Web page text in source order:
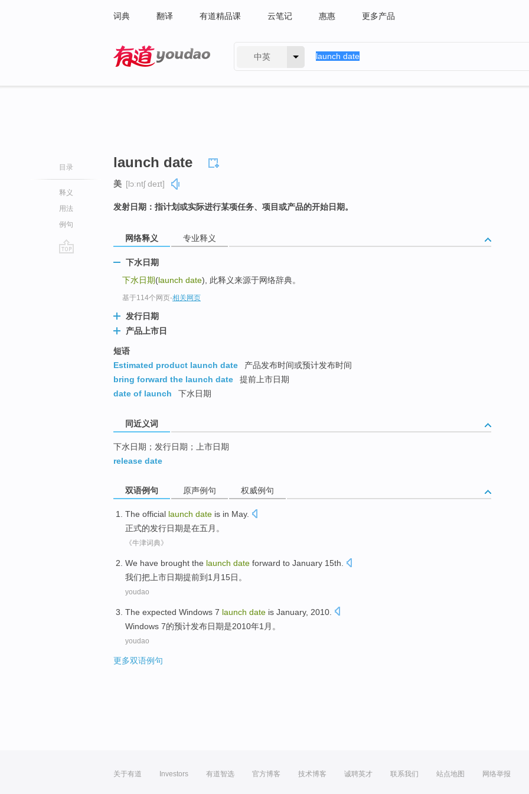
词典 翻译 有道精品课 云笔记 惠惠 更多产品
中英
目录
释义
用法
例句
launch date
美 [lɔːntʃ deɪt]
发射日期：指计划或实际进行某项任务、项目或产品的开始日期。
网络释义 专业释义
下水日期
下水日期(launch date), 此释义来源于网络辞典。
基于114个网页-相关网页
发行日期
产品上市日
短语
Estimated product launch date
产品发布时间或预计发布时间
bring forward the launch date
提前上市日期
date of launch
下水日期
同近义词
下水日期；发行日期；上市日期
release date
双语例句 原声例句 权威例句
The official launch date is in May.
正式的发行日期是在五月 。
《牛津词典》
We have brought the launch date forward to January 15th
我们把 上市日期提前到 1月 15日 。
youdao
The expected Windows 7 launch date is January, 2010.
Windows 7的预计发布日期是2010年1月 。
youdao
更多双语例句
关于有道 Investors 有道智选 官方博客 技术博客 诚聘英才 联系我们 站点地图 网络举报